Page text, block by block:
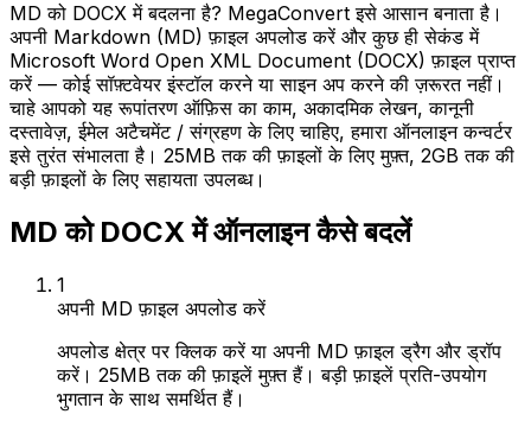
MD को DOCX में बदलना है? MegaConvert इसे आसान बनाता है।
अपनी Markdown (MD) फ़ाइल अपलोड करें और कुछ ही सेकंड में
Microsoft Word Open XML Document (DOCX) फ़ाइल प्राप्त
करें — कोई सॉफ़्टवेयर इंस्टॉल करने या साइन अप करने की ज़रूरत नहीं।
चाहे आपको यह रूपांतरण ऑफ़िस का काम, अकादमिक लेखन, कानूनी
दस्तावेज़, ईमेल अटैचमेंट / संग्रहण के लिए चाहिए, हमारा ऑनलाइन कन्वर्टर
इसे तुरंत संभालता है। 25MB तक की फ़ाइलों के लिए मुफ़्त, 2GB तक की
बड़ी फ़ाइलों के लिए सहायता उपलब्ध।
MD को DOCX में ऑनलाइन कैसे बदलें
1
अपनी MD फ़ाइल अपलोड करें
अपलोड क्षेत्र पर क्लिक करें या अपनी MD फ़ाइल ड्रैग और ड्रॉप
करें। 25MB तक की फ़ाइलें मुफ़्त हैं। बड़ी फ़ाइलें प्रति-उपयोग
भुगतान के साथ समर्थित हैं।